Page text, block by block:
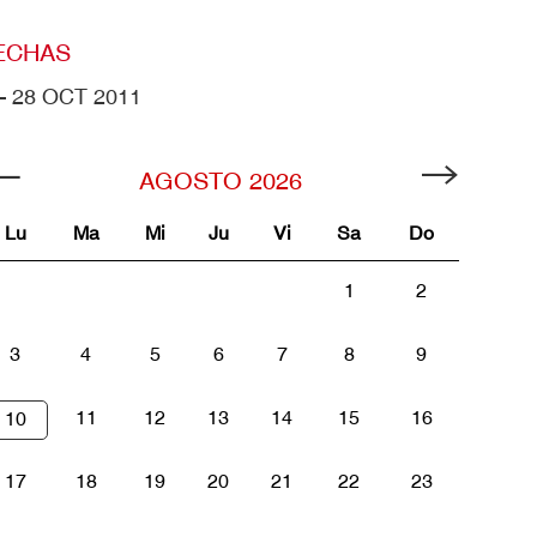
28 OCT 2011
AGOSTO 2026
Lu Ma Mi Ju Vi Sa Do
1 2
3 4 5 6 7 8 9
10 11 12 13 14 15 16
17 18 19 20 21 22 23